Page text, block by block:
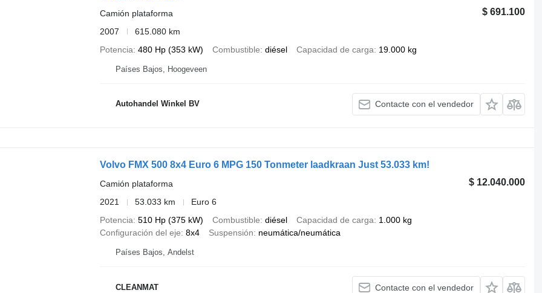
$ 691.100
Camión plataforma
2007
615.080 km
Potencia 480 Hp (353 kW) Combustible diésel Capacidad de carga 19.000 kg
Países Bajos, Hoogeveen
Autohandel Winkel BV Contacte con el vendedor
Volvo FMX 500 8x4 Euro 6 MPG 150 Tonmeter laadkraan Just 53.033 km!
$ 12.040.000
Camión plataforma
2021
53.033 km
Euro 6
Potencia 510 Hp (375 kW) Combustible diésel Capacidad de carga 1.000 kg
Configuración del eje 8x4 Suspensión neumática/neumática
Países Bajos, Andelst
CLEANMAT Contacte con el vendedor